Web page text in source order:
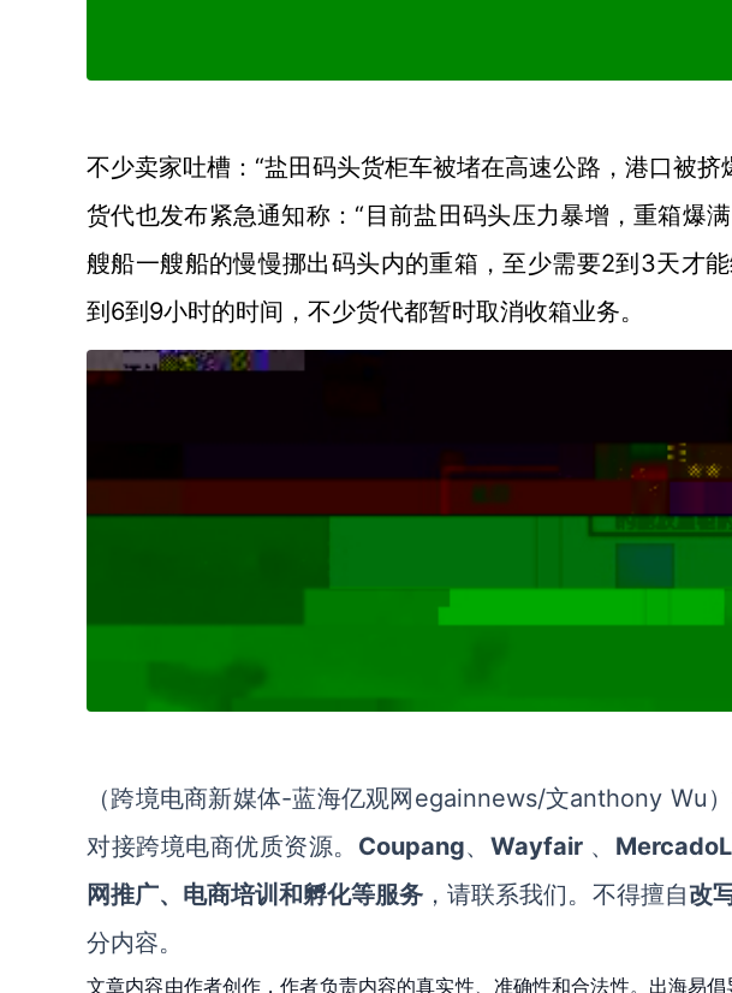
不少卖家吐槽： “盐田码头货柜车被堵在高速公路，港口被挤
货代也发布紧急通知称： “目前盐田码头压力暴增，重箱爆
艘船一艘船的慢慢挪出码头内的重箱，至少需要2到3天才
到6到9小时的时间，不少货代都暂时取消收箱业务。
（跨境电商新媒体-蓝海亿观网egainnews/文anthony Wu
对接跨境电商优质资源。 Coupang、 Wayfair 、
网推广、电商培训和孵化等服务 ，请联系我们。不得擅自改
分内容。
文章内容由作者创作，作者负责内容的真实性、准确性和合法性。出海易